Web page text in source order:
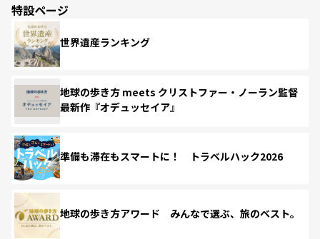
特設ページ
世界遺産ランキング
地球の歩き方 meets クリストファー・ノーラン監督
最新作『オデュッセイア』
準備も滞在もスマートに！ トラベルハック2026
地球の歩き方アワード みんなで選ぶ、旅のベスト。